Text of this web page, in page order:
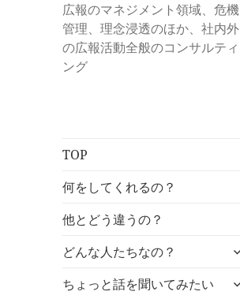
広報のマネジメント領域、危機
管理、理念浸透のほか、社内外
の広報活動全般のコンサルティ
ング
TOP
何をしてくれるの？
他とどう違うの？
どんな人たちなの？
サ
メ
ちょっと話を聞いてみたい
サ